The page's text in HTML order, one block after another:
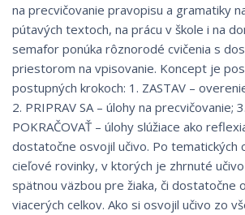
na precvičovanie pravopisu a gramatiky
pútavých textoch, na prácu v škole i na
semafor ponúka rôznorodé cvičenia s
priestorom na vpisovanie. Koncept je
postupných krokoch: 1. ZASTAV –
2. PRIPRAV SA – úlohy na precvičovanie;
POKRAČOVAŤ – úlohy slúžiace ako
dostatočne osvojil učivo. Po tematických
cieľové rovinky, v ktorých je zhrnuté
spätnou väzbou pre žiaka, či dostatočne
viacerých celkov. Ako si osvojil učivo zo